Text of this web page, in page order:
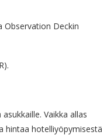
Observation Deckin
Vaikka allas
hintaa hotelliyöpymisestä